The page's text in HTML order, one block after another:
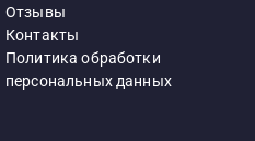
Отзывы
Контакты
Политика обработки
персональных данных